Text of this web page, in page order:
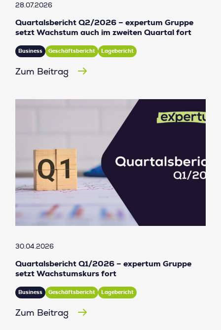
28.07.2026
Quartalsbericht Q2/2026 – expertum Gruppe
setzt Wachstum auch im zweiten Quartal fort
Business Geschäftsbericht Lagebericht
Zum Beitrag
30.04.2026
Quartalsbericht Q1/2026 – expertum Gruppe
setzt Wachstumskurs fort
Business Geschäftsbericht Lagebericht
Zum Beitrag